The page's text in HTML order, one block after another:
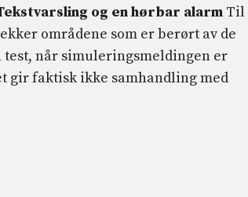
og en hørbar alarm Til
områdene som er berørt av de
test, når simuleringsmeldingen er
gir faktisk ikke samhandling med